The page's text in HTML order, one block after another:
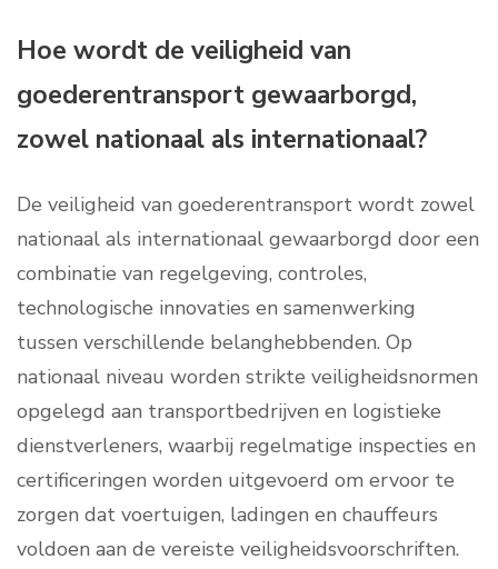
Hoe wordt de veiligheid van
goederentransport gewaarborgd,
zowel nationaal als internationaal?
De veiligheid van goederentransport wordt zowel
nationaal als internationaal gewaarborgd door een
combinatie van regelgeving, controles,
technologische innovaties en samenwerking
tussen verschillende belanghebbenden. Op
nationaal niveau worden strikte veiligheidsnormen
opgelegd aan transportbedrijven en logistieke
dienstverleners, waarbij regelmatige inspecties en
certificeringen worden uitgevoerd om ervoor te
zorgen dat voertuigen, ladingen en chauffeurs
voldoen aan de vereiste veiligheidsvoorschriften.